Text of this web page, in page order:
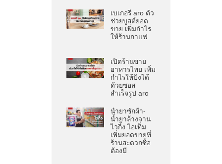
เบเกอรี aro ตัว
ช่วยบูสต์ยอด
ขาย เพิ่มกำไร
ให้ร้านกาแฟ
เปิดร้านขาย
อาหารไทย เพิ่ม
กำไรให้ปังได้
ด้วยซอส
สำเร็จรูป aro
น้ำยาซักผ้า-
น้ำยาล้างจาน
ไวกิ้ง ไอเท็ม
เพิ่มยอดขายที่
ร้านสะดวกซื้อ
ต้องมี